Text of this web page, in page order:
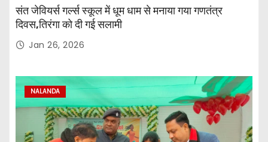
संत जेवियर्स गर्ल्स स्कूल में धूम धाम से मनाया गया गणतंत्र
दिवस,तिरंगा को दी गई सलामी
Jan 26, 2026
NALANDA